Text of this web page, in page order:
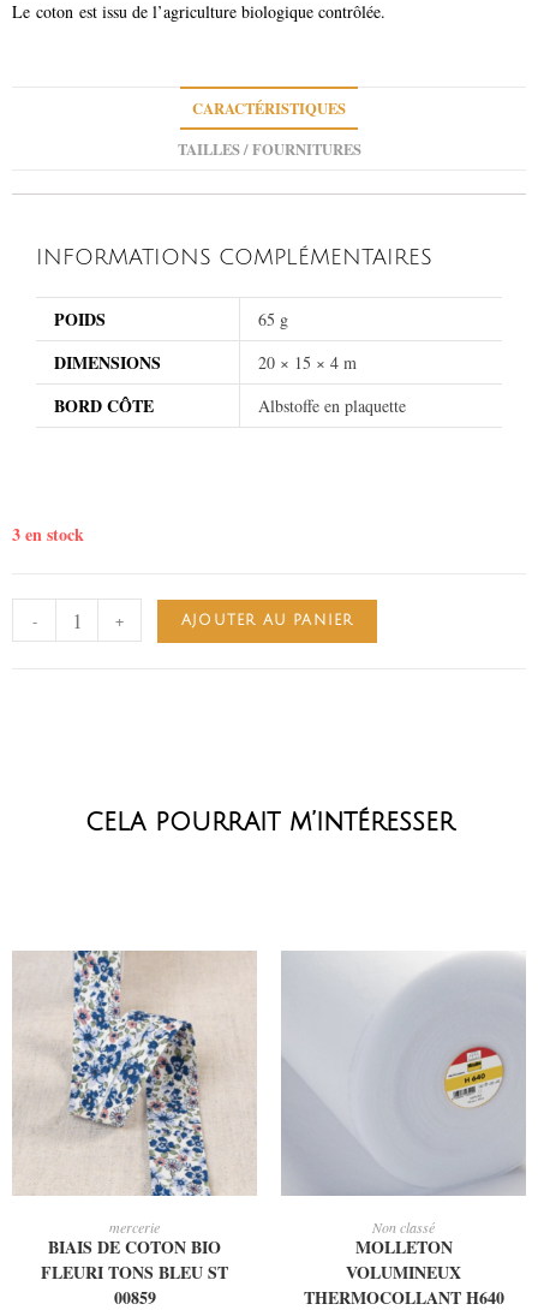
Le coton est issu de l’agriculture biologique contrôlée.
CARACTÉRISTIQUES
TAILLES / FOURNITURES
INFORMATIONS COMPLÉMENTAIRES
POIDS 65 g
DIMENSIONS 20 × 15 × 4 m
BORD CÔTE Albstoffe en plaquette
3 en stock
- + AJOUTER AU PANIER
cela pourrait m’intéresser
mercerie
BIAIS DE COTON BIO
FLEURI TONS BLEU ST
00859
AJOUTER AU PANIER
Non classé
MOLLETON
VOLUMINEUX
THERMOCOLLANT H640